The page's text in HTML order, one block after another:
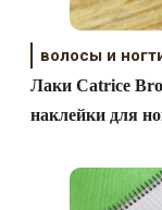
волосы и
Лаки Catrice
наклейки для